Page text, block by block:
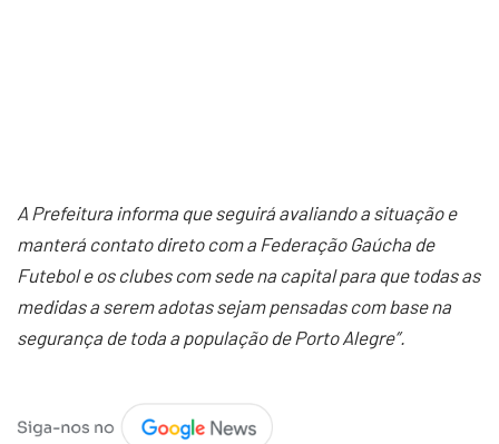
A Prefeitura informa que seguirá avaliando a situação e
manterá contato direto com a Federação Gaúcha de
Futebol e os clubes com sede na capital para que todas as
medidas a serem adotas sejam pensadas com base na
segurança de toda a população de Porto Alegre”.